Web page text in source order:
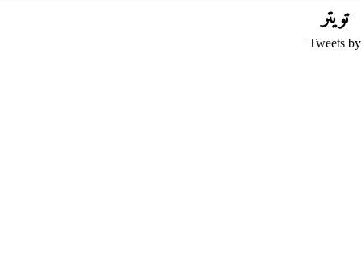
تويتر
Tweets by